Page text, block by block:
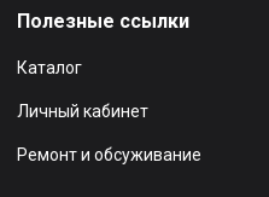
Полезные ссылки
Каталог
Личный кабинет
Ремонт и обсуживание